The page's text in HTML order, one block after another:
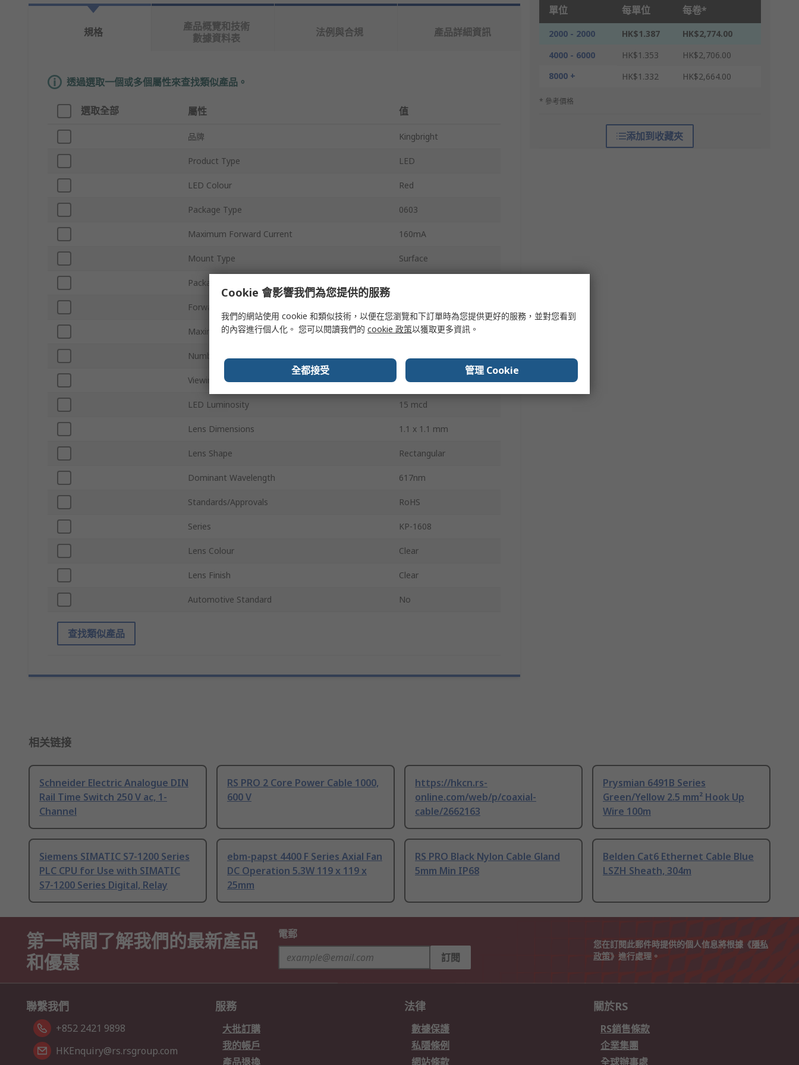
單位 每單位 每卷*
2000 - 2000 HK$1.387
HK$2,774.00
4000 - 6000
HK$1.353
HK$2,706.00
8000 +
HK$1.332 HK$2,664.00
* 參考價格
添加到收藏夾
規格
產品概覽和技術
數據資料表
法例與合規 產品詳細資訊
透過選取一個或多個屬性來查找類似產品。
選取全部 屬性 值
品牌 Kingbright
Product Type LED
LED Colour Red
Package Type 0603
Maximum Forward Current 160mA
Mount Type Surface
Packaging
Forward Voltage
Maximum Power Dissipation 75mW
Number of Pins
Viewing Angle 120 °
LED Luminosity 15 mcd
Lens Dimensions 1.1 x 1.1 mm
Lens Shape Rectangular
Dominant Wavelength 617nm
Standards/Approvals RoHS
Series KP-1608
Lens Colour Clear
Lens Finish Clear
Automotive Standard No
查找類似產品
相关链接
Schneider Electric Analogue DIN
Rail Time Switch 250 V ac, 1-
Channel
RS PRO 2 Core Power Cable 1000,
600 V
https://hkcn.rs-
online.com/web/p/coaxial-
cable/2662163
Prysmian 6491B Series
Green/Yellow 2.5 mm² Hook Up
Wire 100m
Siemens SIMATIC S7-1200 Series
PLC CPU for Use with SIMATIC
S7-1200 Series Digital, Relay
ebm-papst 4400 F Series Axial Fan
DC Operation 5.3W 119 x 119 x
25mm
RS PRO Black Nylon Cable Gland
5mm Min IP68
Belden Cat6 Ethernet Cable Blue
LSZH Sheath, 304m
第一時間了解我們的最新產品
和優惠
電郵
訂閱
您在訂閱此郵件時提供的個人信息將根據《隱私
政策》進行處理。
聯繫我們
+852 2421 9898
HKEnquiry@rs.rsgroup.com
服務
大批訂購
我的帳戶
產品退換
法律
數據保護
私隱條例
網站條款
關於RS
RS銷售條款
企業集團
全球辦事處
Cookie 會影響我們為您提供的服務
我們的網站使用 cookie 和類似技術，以便在您瀏覽和下訂單時為您提供更好的服務，並對您看到
的內容進行個人化。 您可以閱讀我們的 cookie 政策以獲取更多資訊。
全都接受 管理 Cookie